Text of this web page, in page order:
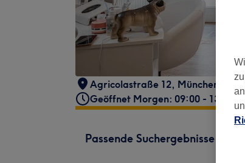
Agricolastraße 12, München, Laim
Geöffnet Morgen: 09:00 - 13:00
Passende Suchergebnisse